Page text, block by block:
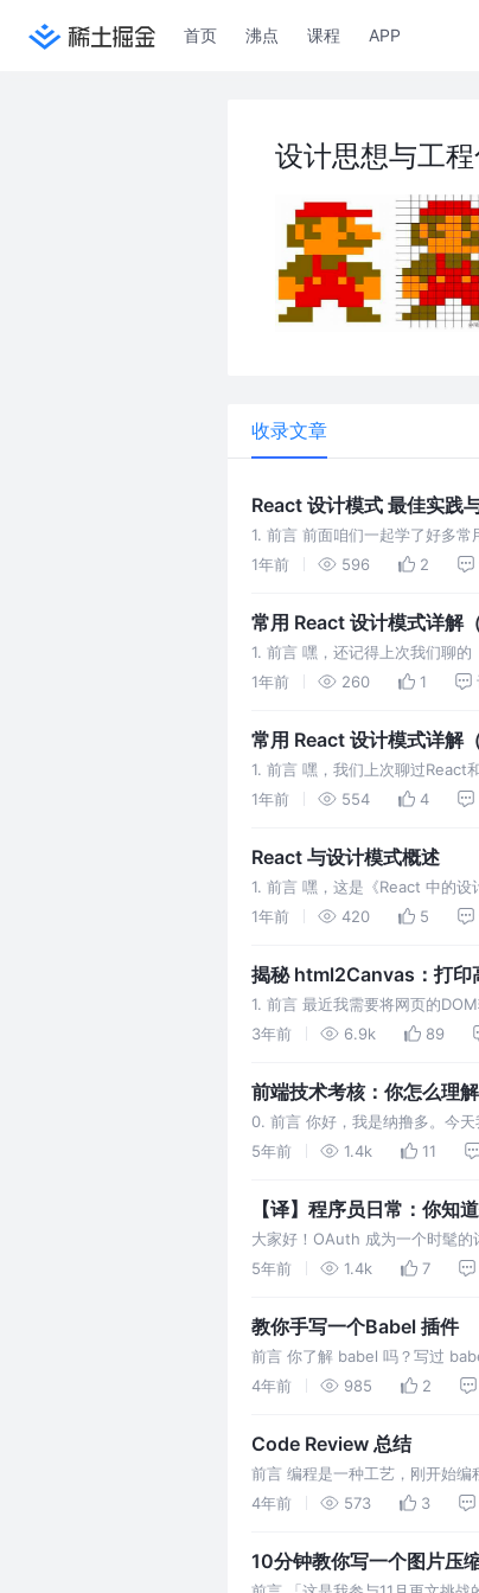
首页 沸点 课程 APP
设计思想与工
收录文章
React 设计模式 最佳实践
1. 前言 前面咱们一起学了好多
发中的·最佳用法，还有得避开的
1年前 596 2
常用 React 设计模式详解（
1. 前言 嘿，还记得上次我们聊
次咱们继续聊聊行为型设计模式
1年前 260 1
常用 React 设计模式详解（
1. 前言 嘿，我们上次聊过React
和结构性模式。创建型模式，有
1年前 554 4
React 与设计模式概述
1. 前言 嘿，这是《React 中的
模式。这样，在创建组件、复用
1年前 420 5
揭秘 html2Canvas：打印
1. 前言 最近我需要将网页的
转化为图片，然后将图片添加到
3年前 6.9k 89
前端技术考核：你怎么理
0. 前言 你好，我是纳撸多。今
牛气冲天！让我们一起精进，成
5年前 1.4k 11
【译】程序员日常：你知
大家好！OAuth 成为一个时髦
搜到有关 OAuth 的资料看完让
5年前 1.4k 7
教你手写一个Babel 插件
前言 你了解 babel 吗？写过
ES2015+ 等特殊语法的编译，以
4年前 985 2
Code Review 总结
前言 编程是一种工艺，刚开始
能在不太理想的环境中训练自己
4年前 573 3
10分钟教你写一个图片压